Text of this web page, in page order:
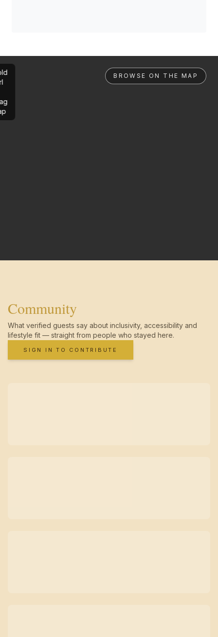
BROWSE ON THE MAP
Community
What verified guests say about inclusivity, accessibility and
lifestyle fit — straight from people who stayed here.
SIGN IN TO CONTRIBUTE